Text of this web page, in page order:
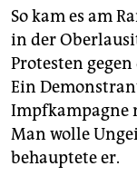
So kam es am
in der
Protesten
Ein
Impfkampagne
Man wolle
behauptete er.